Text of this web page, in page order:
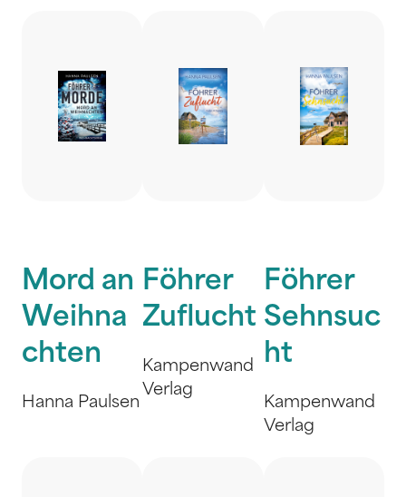
Mord an
Weihna
chten
Hanna Paulsen
Föhrer
Zuflucht
Kampenwand
Verlag
Föhrer
Sehnsuc
ht
Kampenwand
Verlag